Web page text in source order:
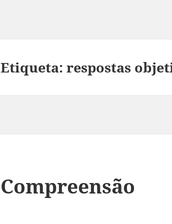
Etiqueta:respostas
Compreensão